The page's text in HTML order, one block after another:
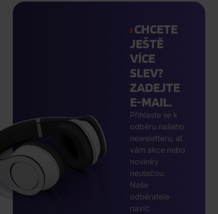
CHCETE
JEŠTĚ
VÍCE
SLEV?
ZADEJTE
E-MAIL.
Přihlaste se k
odběru našeho
newsletteru, ať
vám akce nebo
novinky
neutečou.
Naše
odběratele
navíc